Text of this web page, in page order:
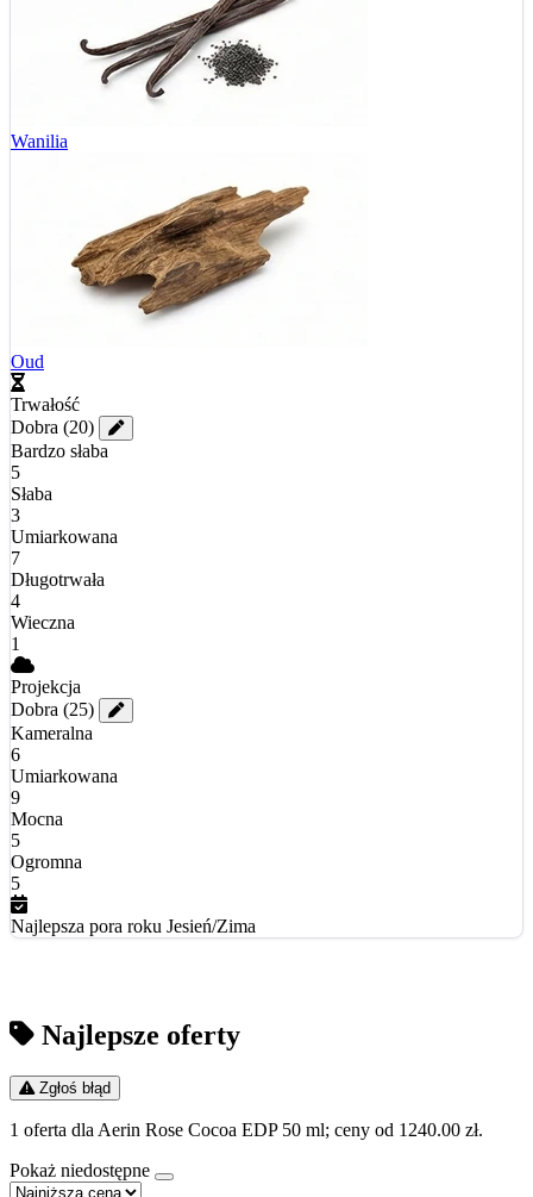
Wanilia
Oud
Trwałość
Dobra (20)
Bardzo słaba
5
Słaba
3
Umiarkowana
7
Długotrwała
4
Wieczna
1
Projekcja
Dobra (25)
Kameralna
6
Umiarkowana
9
Mocna
5
Ogromna
5
Najlepsza pora roku Jesień/Zima
Najlepsze oferty
Zgłoś błąd
1 oferta dla Aerin Rose Cocoa EDP 50 ml; ceny od 1240.00 zł.
Pokaż niedostępne